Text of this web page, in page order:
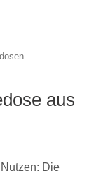
aus
Die